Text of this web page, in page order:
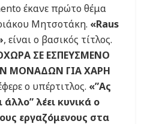
έκανε πρώτο θέμα
Μητσοτάκη. «Raus
, είναι ο βασικός τίτλος.
ΣΕ ΕΣΠΕΥΣΜΕΝΟ
ΜΟΝΑΔΩΝ ΓΙΑ ΧΑΡΗ
ο υπέρτιτλος. «”Ας
λέει κυνικά ο
εργαζόμενους στα